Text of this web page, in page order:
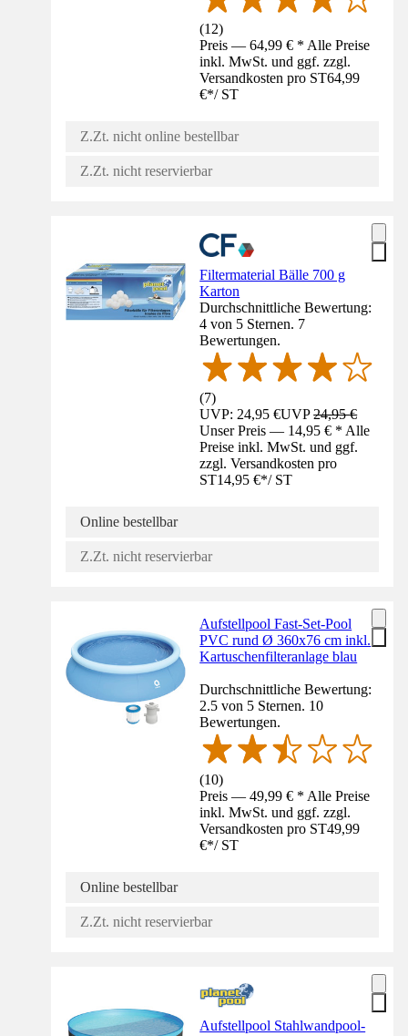
(12)
Preis — 64,99 € * Alle Preise
inkl. MwSt. und ggf. zzgl.
Versandkosten pro ST64,99
€*/ ST
Z.Zt. nicht online bestellbar
Z.Zt. nicht reservierbar
Filtermaterial Bälle 700 g
Karton
Durchschnittliche Bewertung:
4 von 5 Sternen. 7
Bewertungen.
(7)
UVP: 24,95 €UVP24,95 €
Unser Preis — 14,95 € * Alle
Preise inkl. MwSt. und ggf.
zzgl. Versandkosten pro
ST14,95 €*/ ST
Online bestellbar
Z.Zt. nicht reservierbar
Aufstellpool Fast-Set-Pool
PVC rund Ø 360x76 cm inkl.
Kartuschenfilteranlage blau
Durchschnittliche Bewertung:
2.5 von 5 Sternen. 10
Bewertungen.
(10)
Preis — 49,99 € * Alle Preise
inkl. MwSt. und ggf. zzgl.
Versandkosten pro ST49,99
€*/ ST
Online bestellbar
Z.Zt. nicht reservierbar
Aufstellpool Stahlwandpool-